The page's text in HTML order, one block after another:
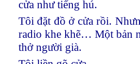
cửa như tiếng hú.
Tôi đặt đồ ở cửa rồi.
radio khe khẽ… Một bản
thở người già.